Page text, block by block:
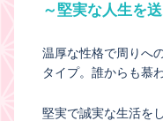
～堅実な人生を
温厚な性格で周りへ
タイプ。誰からも慕
堅実で誠実な生活を